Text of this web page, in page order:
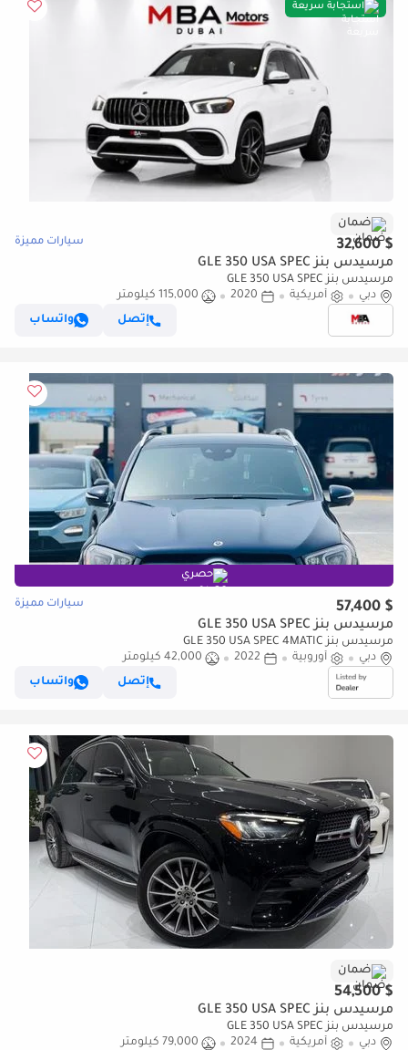
استجابة سريعة
ضمان
$ 32,600 سيارات مميزة
مرسيدس بنز GLE 350 USA SPEC
مرسيدس بنز GLE 350 USA SPEC
دبي
أمريكية 2020
115,000 كيلومتر
إتصل
واتساب
حصري
$ 57,400 سيارات مميزة
مرسيدس بنز GLE 350 USA SPEC
مرسيدس بنز GLE 350 USA SPEC 4MATIC
دبي
أوروبية 2022
42,000 كيلومتر
إتصل
واتساب
ضمان
$ 54,500
مرسيدس بنز GLE 350 USA SPEC
مرسيدس بنز GLE 350 USA SPEC
دبي
أمريكية 2024
79,000 كيلومتر